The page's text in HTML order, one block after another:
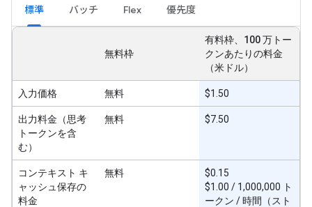
標準 バッチ Flex 優先度
無料枠
有料枠、100 万トー
クンあたりの料金
（米ドル）
入力価格 無料 $1.50
出力料金（思考
トークンを含
む）
無料 $7.50
コンテキスト キ
ャッシュ保存の
料金
無料
$0.15
$1.00 / 1,000,000 ト
ークン / 時間（スト